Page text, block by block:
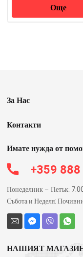
Още
За Нас
Контакти
Имате нужда от
+359
Понеделник – Петък:
Събота и Неделя:
НАШИЯТ